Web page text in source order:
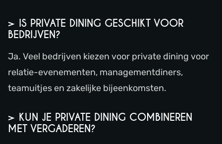
> IS PRIVATE DINING GESCHIKT VOOR
BEDRIJVEN?
Ja. Veel bedrijven kiezen voor private dining voor
relatie-evenementen, managementdiners,
teamuitjes en zakelijke bijeenkomsten.
> KUN JE PRIVATE DINING COMBINEREN
MET VERGADEREN?